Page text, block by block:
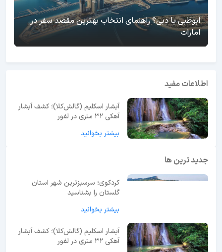
ابوظبی یا دبی؟ راهنمای انتخاب بهترین مقصد سفر در
امارات
اطلاعات مفید
آبشار اسکلیم (گالش‌کلا)؛ کشف آبشار
آهکی ۳۲ متری در لفور
بیشتر بخوانید
جدید ترین ها
کردکوی؛ سرسبزترین شهر استان
گلستان را بشناسید
بیشتر بخوانید
آبشار اسکلیم (گالش‌کلا)؛ کشف آبشار
آهکی ۳۲ متری در لفور